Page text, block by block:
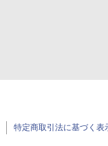
特定商取引法に基づく表